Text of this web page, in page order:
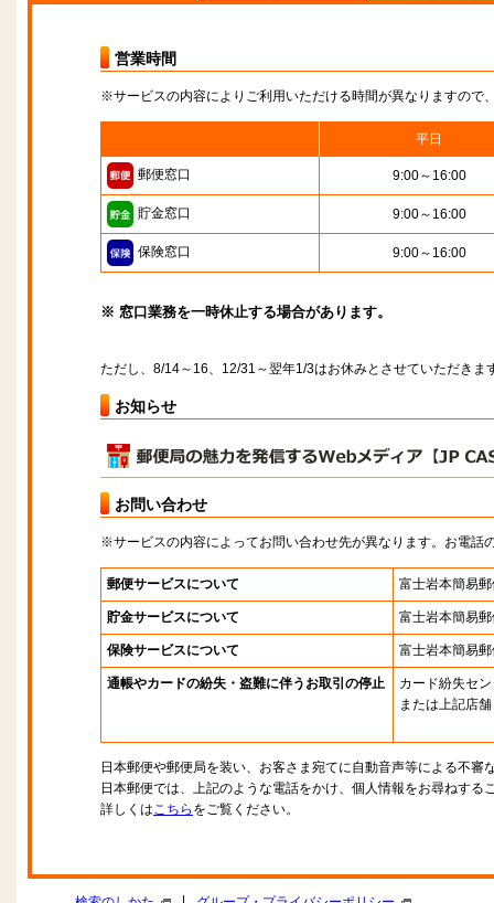
営業時間
※サービスの内容によりご利用いただける時間が異なりますので
平日
郵便窓口 9:00～16:00
貯金窓口 9:00～16:00
保険窓口 9:00～16:00
※ 窓口業務を一時休止する場合があります。
ただし、8/14～16、12/31～翌年1/3はお休みとさせていただきま
お知らせ
お問い合わせ
※サービスの内容によってお問い合わせ先が異なります。お電話
郵便サービスについて 富士岩本簡易
貯金サービスについて 富士岩本簡易
保険サービスについて 富士岩本簡易
通帳やカードの紛失・盗難に伴うお取引の停止
カード紛失セ
または上記店舗
日本郵便や郵便局を装い、お客さま宛てに自動音声等による不審
日本郵便では、上記のような電話をかけ、個人情報をお尋ねする
詳しくはこちら をご覧ください。